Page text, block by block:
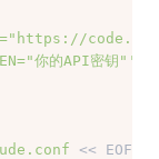
你的API密钥"'
<< EOF